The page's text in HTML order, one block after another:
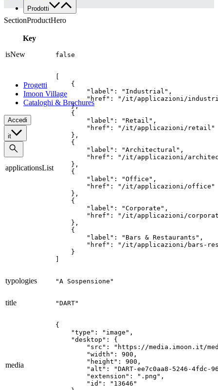
Prodotti
Famiglie di prodotto
Food
Architectural
Progetti
Imoon Village
Cataloghi & Brochures
Accedi
it
SectionProductHero
Key
isNew
false
applicationsList
    {
        "label": "Industrial",
"href": "/it/applicazioni/
    },
    {
        "label": "Retail",
        "href": "/it/applicazioni/retail"
    },
    {
        "label": "Architectural",
"href": "/it/applicazioni/
    },
    {
        "label": "Office",
        "href": "/it/applicazioni/office"
    },
    {
        "label": "Corporate",
"href": "/it/applicazioni/
    },
    {
        "label": "Bars & Restaurants",
"href": "/it/applicazioni/bars-
    }
typologies "A Sospensione"
title "DART"
media
{
    "type": "image",
    "desktop": {
"src": "https://media.imoon.it/
        "width": 900,
        "height": 900,
"alt": "DART-ee7c0aa8-5246-4fdc-
        "extension": ".png",
        "id": "13646"